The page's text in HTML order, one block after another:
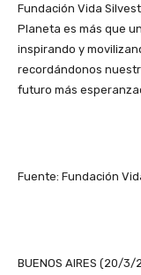
Fundación Vida
Planeta es más que
inspirando y
recordándonos
futuro más
Fuente: Fundación
BUENOS AIRES (20/